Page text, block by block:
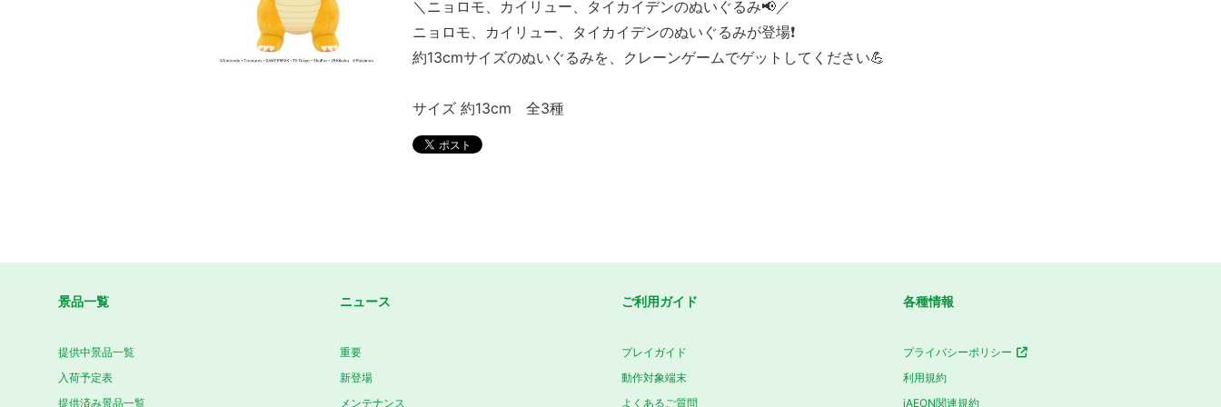
＼ニョロモ、カイリュー、タイカイデンのぬいぐるみ📢／
ニョロモ、カイリュー、タイカイデンのぬいぐるみが登場❗
約13cmサイズのぬいぐるみを、クレーンゲームでゲットしてください💪
サイズ 約13cm 全3種
景品一覧
提供中景品一覧
入荷予定表
提供済み景品一覧
ニュース
重要
新登場
メンテナンス
ご利用ガイド
プレイガイド
動作対象端末
よくあるご質問
各種情報
プライバシーポリシー
利用規約
iAEON関連規約